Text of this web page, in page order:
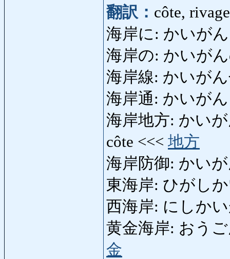
翻訳： côte,
海岸に: かいがん
海岸の: かいが
海岸線: かいが
海岸通: かいがん
海岸地方: かいが
côte <<< 地方
海岸防御: かい
東海岸: ひがし
西海岸: にしか
黄金海岸: おう
金